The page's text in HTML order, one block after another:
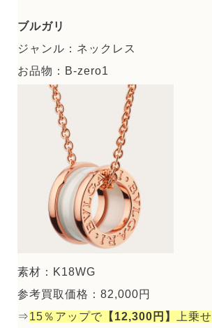
ブルガリ
ジャンル：ネックレス
お品物：B-zero1
素材：K18WG
参考買取価格：82,000円
⇒15％アップで 【12,300円】 上乗せ